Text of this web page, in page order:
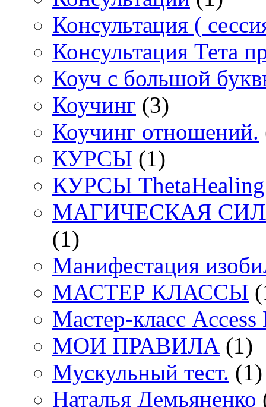
Консультация (
Консультация Тета
Коуч с большой
Коучинг (3)
Коучинг отношений.
КУРСЫ (1)
КУРСЫ ThetaHealing
МАГИЧЕСКАЯ
(1)
Манифестация
МАСТЕР КЛАССЫ
Мастер-класс
МОИ ПРАВИЛА (1)
Мускульный тест. (1)
Наталья Демьяненко